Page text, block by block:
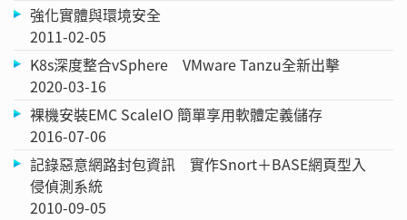
強化實體與環境安全
2011-02-05
K8s深度整合vSphere VMware Tanzu全新出擊
2020-03-16
裸機安裝EMC ScaleIO 簡單享用軟體定義儲存
2016-07-06
記錄惡意網路封包資訊 實作Snort＋BASE網頁型入
侵偵測系統
2010-09-05